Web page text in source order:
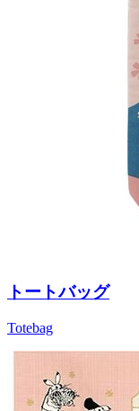
トートバッグ
Totebag